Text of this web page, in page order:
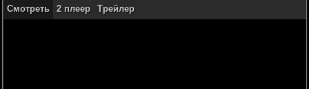
Смотреть 2 плеер Трейлер